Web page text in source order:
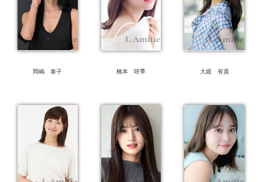
岡嶋 泰子 橋本 咲季 大庭 有貴